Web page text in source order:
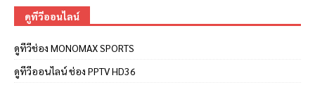
ดูทีวีออนไลน์
ดูทีวีช่อง MONOMAX SPORTS
ดูทีวีออนไลน์ ช่อง PPTV HD36